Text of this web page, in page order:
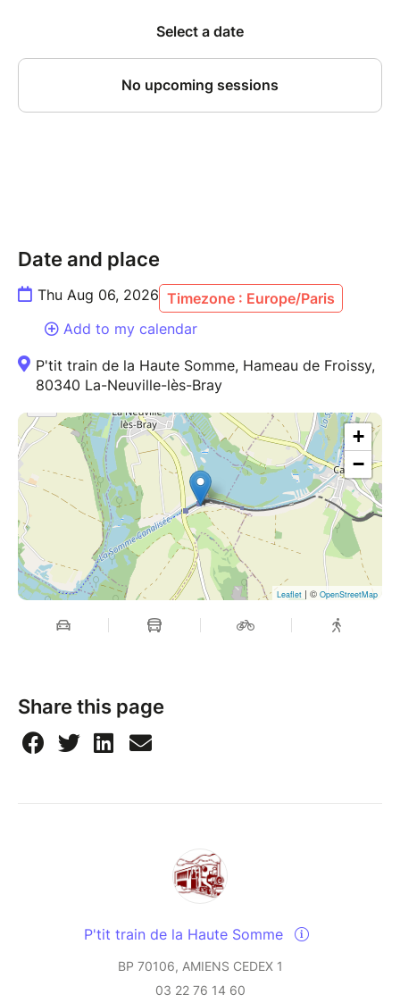
Date and place
Thu Aug 06, 2026 Timezone : Europe/Paris
Add to my calendar
P'tit train de la Haute Somme, Hameau de Froissy,
80340 La-Neuville-lès-Bray
+
−
Leaflet | © OpenStreetMap
Share this page
P'tit train de la Haute Somme
BP 70106, AMIENS CEDEX 1
03 22 76 14 60